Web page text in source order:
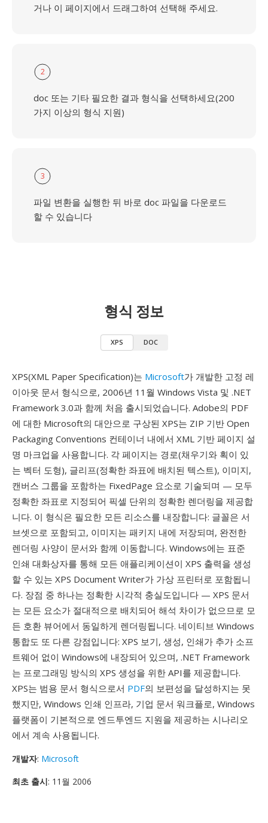
거나 이 페이지에서 드래그하여 선택해 주세요.
2
doc 또는 기타 필요한 결과 형식을 선택하세요(200
가지 이상의 형식 지원)
3
파일 변환을 실행한 뒤 바로 doc 파일을 다운로드
할 수 있습니다
형식 정보
XPS DOC
XPS(XML Paper Specification)는 Microsoft가 개발한 고정 레
이아웃 문서 형식으로, 2006년 11월 Windows Vista 및 .NET
Framework 3.0과 함께 처음 출시되었습니다. Adobe의 PDF
에 대한 Microsoft의 대안으로 구상된 XPS는 ZIP 기반 Open
Packaging Conventions 컨테이너 내에서 XML 기반 페이지 설
명 마크업을 사용합니다. 각 페이지는 경로(채우기와 획이 있
는 벡터 도형), 글리프(정확한 좌표에 배치된 텍스트), 이미지,
캔버스 그룹을 포함하는 FixedPage 요소로 기술되며 — 모두
정확한 좌표로 지정되어 픽셀 단위의 정확한 렌더링을 제공합
니다. 이 형식은 필요한 모든 리소스를 내장합니다: 글꼴은 서
브셋으로 포함되고, 이미지는 패키지 내에 저장되며, 완전한
렌더링 사양이 문서와 함께 이동합니다. Windows에는 표준
인쇄 대화상자를 통해 모든 애플리케이션이 XPS 출력을 생성
할 수 있는 XPS Document Writer가 가상 프린터로 포함됩니
다. 장점 중 하나는 정확한 시각적 충실도입니다 — XPS 문서
는 모든 요소가 절대적으로 배치되어 해석 차이가 없으므로 모
든 호환 뷰어에서 동일하게 렌더링됩니다. 네이티브 Windows
통합도 또 다른 강점입니다: XPS 보기, 생성, 인쇄가 추가 소프
트웨어 없이 Windows에 내장되어 있으며, .NET Framework
는 프로그래밍 방식의 XPS 생성을 위한 API를 제공합니다.
XPS는 범용 문서 형식으로서 PDF의 보편성을 달성하지는 못
했지만, Windows 인쇄 인프라, 기업 문서 워크플로, Windows
플랫폼이 기본적으로 엔드투엔드 지원을 제공하는 시나리오
에서 계속 사용됩니다.
개발자: Microsoft
최초 출시: 11월 2006